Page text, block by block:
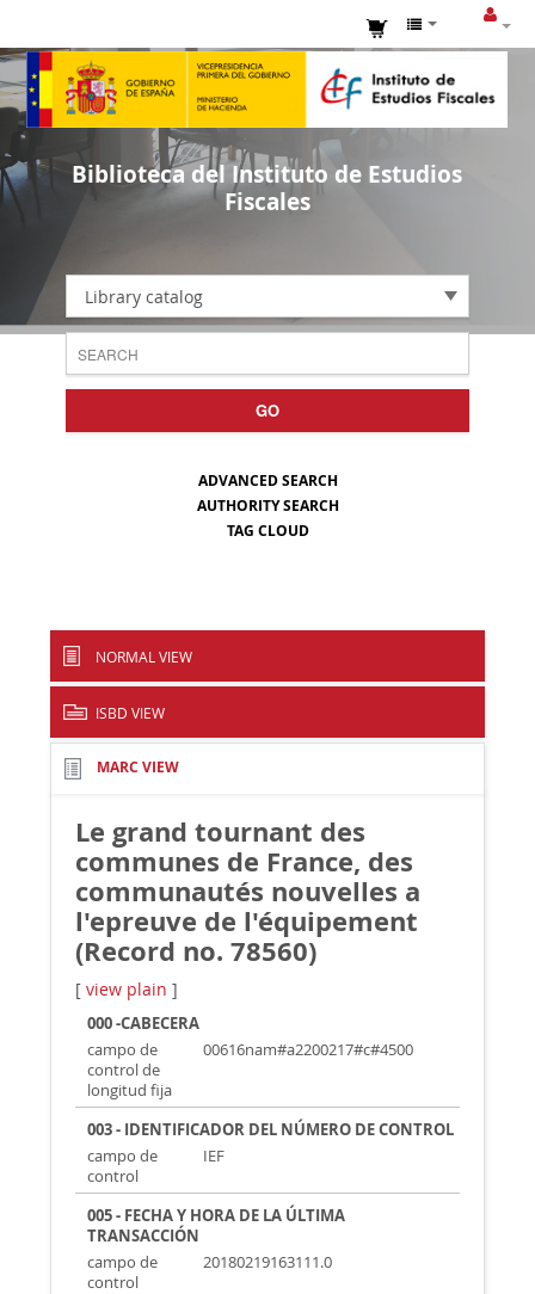
Biblioteca del Instituto de Estudios
Fiscales
Library catalog
GO
ADVANCED SEARCH
AUTHORITY SEARCH
TAG CLOUD
NORMAL VIEW
ISBD VIEW
MARC VIEW
Le grand tournant des
communes de France, des
communautés nouvelles a
l'epreuve de l'équipement
(Record no. 78560)
[view plain ]
000 -CABECERA
campo de
control de
longitud fija
00616nam#a2200217#c#4500
003 - IDENTIFICADOR DEL NÚMERO DE CONTROL
campo de
control
IEF
005 - FECHA Y HORA DE LA ÚLTIMA
TRANSACCIÓN
campo de
control
20180219163111.0